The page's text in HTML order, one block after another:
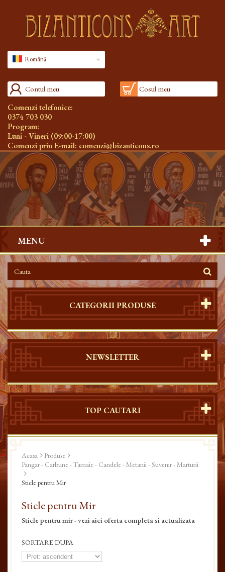
Română
Contul meu Cosul meu
Comenzi telefonice:
0374 703 030
Program:
Luni - Vineri (09:00-17:00)
Comenzi prin E-mail: comenzi@bizanticons.ro
MENU
CATEGORII PRODUSE
NEWSLETTER
TOP CAUTARI
Acasa
Produse
Pangar - Carbune - Tamaie - Candele - Metanii - Suvenir - Marturii
Sticle pentru Mir
Sticle pentru Mir
Sticle pentru mir - vezi aici oferta completa si actualizata
SORTARE DUPA